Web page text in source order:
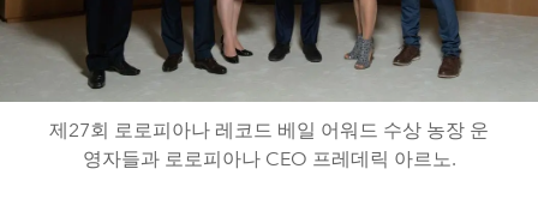
제27회 로로피아나 레코드 베일 어워드 수상 농장 운
영자들과 로로피아나 CEO 프레데릭 아르노.